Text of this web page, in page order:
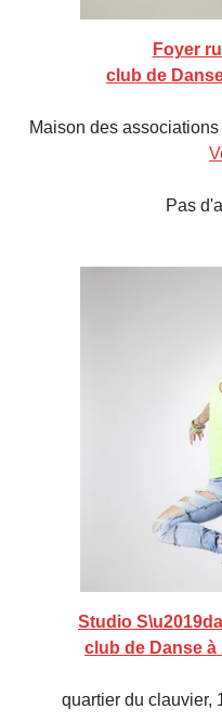
Foyer
club de
Maison des
Pas
Studio
club de Danse à
quartier du clauvier,